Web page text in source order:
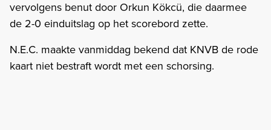
vervolgens benut door Orkun Kökcü, die daarmee
de 2-0 einduitslag op het scorebord zette.
N.E.C. maakte vanmiddag bekend dat KNVB de rode
kaart niet bestraft wordt met een schorsing.